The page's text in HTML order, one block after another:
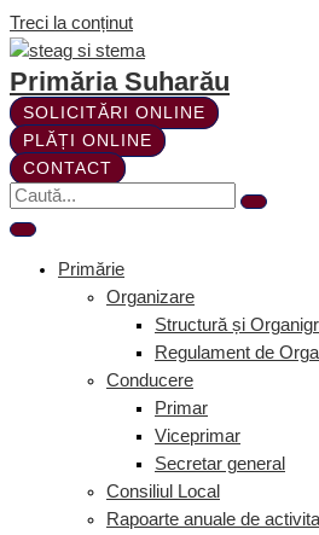
Treci la conținut
Primăria Suharău
SOLICITĂRI ONLINE
PLĂȚI ONLINE
CONTACT
Primărie
Organizare
Structură și
Regulament de
Conducere
Primar
Viceprimar
Secretar general
Consiliul Local
Rapoarte anuale de